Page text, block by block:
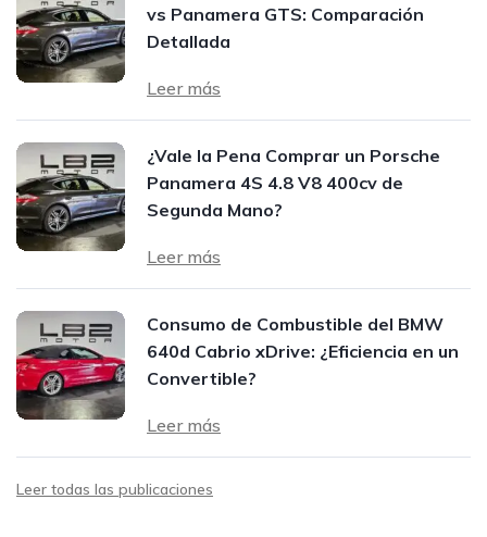
vs Panamera GTS: Comparación
Detallada
Leer más
¿Vale la Pena Comprar un Porsche
Panamera 4S 4.8 V8 400cv de
Segunda Mano?
Leer más
Consumo de Combustible del BMW
640d Cabrio xDrive: ¿Eficiencia en un
Convertible?
Leer más
Leer todas las publicaciones